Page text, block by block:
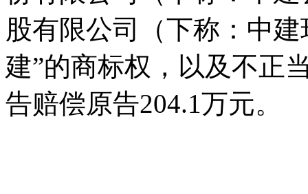
股有限公司（下称：中
建”的商标权，以及不正
告赔偿原告204.1万元。